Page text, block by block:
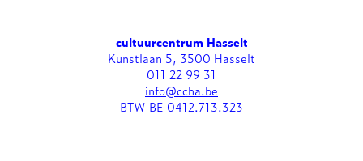
cultuurcentrum Hasselt
Kunstlaan 5, 3500 Hasselt
011 22 99 31
info@ccha.be
BTW BE 0412.713.323